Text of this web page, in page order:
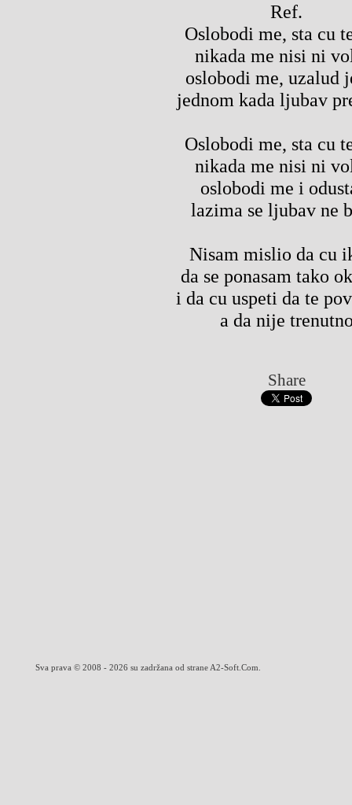
Ref.
Oslobodi me, sta cu
nikada me nisi ni
oslobodi me, uzalud
jednom kada ljubav
Oslobodi me, sta cu
nikada me nisi ni
oslobodi me i
lazima se ljubav ne
Nisam mislio da cu
da se ponasam tako
i da cu uspeti da te
a da nije
Share
Sva prava © 2008 - 2026 su zadržana od strane A2-Soft.Com.